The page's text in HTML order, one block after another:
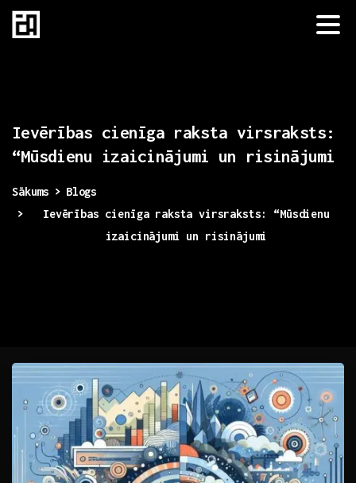
Ievērības cienīga raksta virsraksts:
“Mūsdienu
izaicinājumi un risinājumi
Sākums
Blogs
Ievērības cienīga raksta virsraksts: “Mūsdienu
izaicinājumi un risinājumi